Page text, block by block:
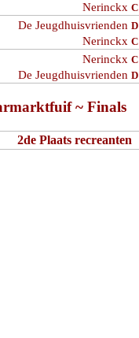
Nerinckx C
De Jeugdhuisvrienden D
Nerinckx C
Nerinckx C
De Jeugdhuisvrienden D
~ Finals
2de Plaats recreanten